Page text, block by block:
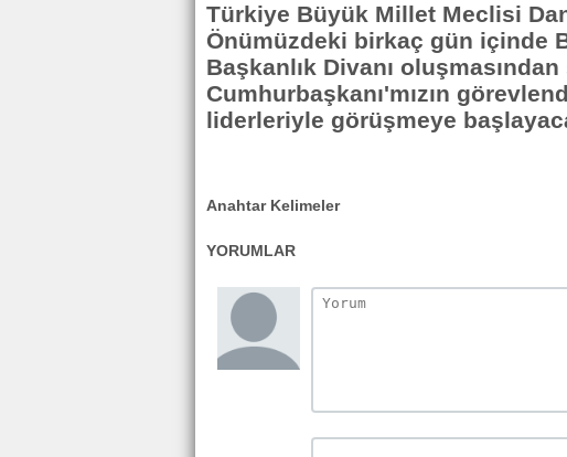
Türkiye Büyük Millet Meclisi
Önümüzdeki birkaç gün içinde
Başkanlık Divanı
Cumhurbaşkanı'mızın
liderleriyle görüşmeye
Anahtar Kelimeler
YORUMLAR